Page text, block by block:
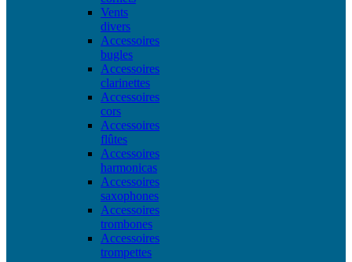
Vents
divers
Accessoires
bugles
Accessoires
clarinettes
Accessoires
cors
Accessoires
flûtes
Accessoires
harmonicas
Accessoires
saxophones
Accessoires
trombones
Accessoires
trompettes